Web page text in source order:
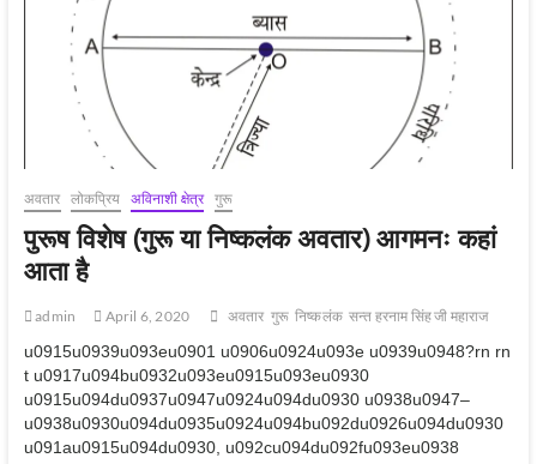
अवतार लोकप्रिय अविनाशी क्षेत्र गुरू
पुरूष विशेष (गुरू या निष्कलंक अवतार) आगमनः कहां
आता है
admin April 6, 2020 अवतार गुरू निष्‍कलंक सन्‍त हरनाम सिंह जी महाराज
u0915u0939u093eu0901 u0906u0924u093e u0939u0948?rn rn
t u0917u094bu0932u093eu0915u093eu0930
u0915u094du0937u0947u0924u094du0930 u0938u0947–
u0938u0930u094du0935u0924u094bu092du0926u094du0930
u091au0915u094du0930, u092cu094du092fu093eu0938